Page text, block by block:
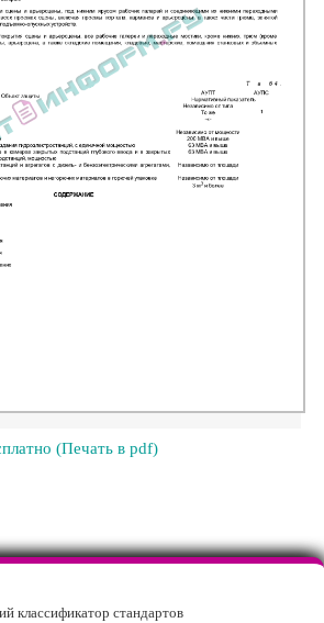
(Печать в pdf)
классификатор стандартов